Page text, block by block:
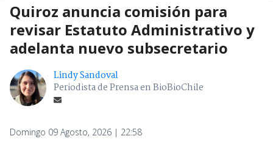
Quiroz anuncia comisión para
revisar Estatuto Administrativo y
adelanta nuevo subsecretario
Lindy Sandoval
Periodista de Prensa en BioBioChile
Domingo 09 Agosto, 2026 | 22:58